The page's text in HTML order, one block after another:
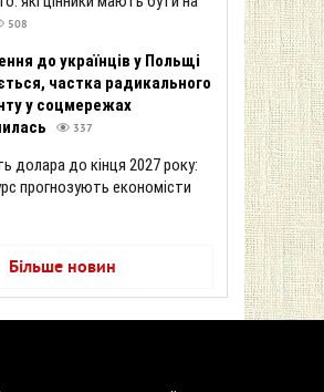
508
до українців у Польщі
частка радикального
у соцмережах
337
долара до кінця 2027 року:
прогнозують економісти
Більше новин